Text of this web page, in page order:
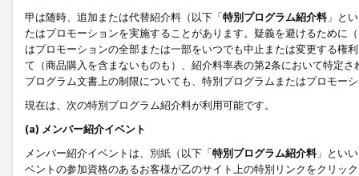
甲は随時、追加または代替紹介料（以下「特別プログラム紹介料」と
たはプロモーションを実施することがあります。疑義を避けるために
はプロモーションの全部または一部をいつでも中止または変更する権
て（商品購入を含まないものも）、紹介料率表の第2条において特定
プログラム文書上の制限についても、特別プログラムまたはプロモー
現在は、次の特別プログラム紹介料が利用可能です。
(a) メンバー紹介イベント
メンバー紹介イベントは、 別紙 （以下「特別プログラム紹介料」とい
ベントの参加資格のあるお客様が乙のサイト上の特別リンクをクリッ